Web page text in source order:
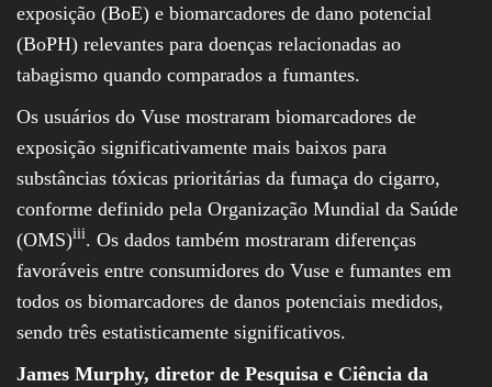
exposição (BoE) e biomarcadores de dano potencial
(BoPH) relevantes para doenças relacionadas ao
tabagismo quando comparados a fumantes.
Os usuários do Vuse mostraram biomarcadores de
exposição significativamente mais baixos para
substâncias tóxicas prioritárias da fumaça do cigarro,
conforme definido pela Organização Mundial da Saúde
(OMS)iii. Os dados também mostraram diferenças
favoráveis entre consumidores do Vuse e fumantes em
todos os biomarcadores de danos potenciais medidos,
sendo três estatisticamente significativos.
James Murphy, diretor de Pesquisa e Ciência da